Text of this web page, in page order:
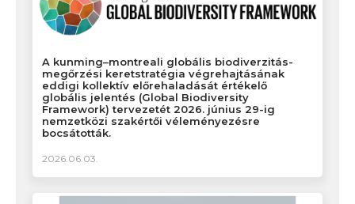
A kunming–montreali globális biodiverzitás-
megőrzési keretstratégia végrehajtásának
eddigi kollektív előrehaladását értékelő
globális jelentés (Global Biodiversity
Framework) tervezetét 2026. június 29-ig
nemzetközi szakértői véleményezésre
bocsátották.
2026.06.03.